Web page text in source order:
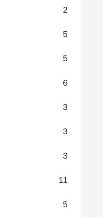
2
5
5
6
3
3
3
11
5